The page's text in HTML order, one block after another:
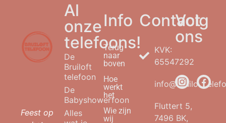
Feest op
Al
onze
telefoons!
De
Bruiloft
telefoon
De
Babyshowerfoon
Alles
Info
Terug
naar
boven
Hoe
werkt
het
Wie zijn
wij
Contact
KVK:
65547292
Fluttert 5,
7496 BK,
Volg
ons